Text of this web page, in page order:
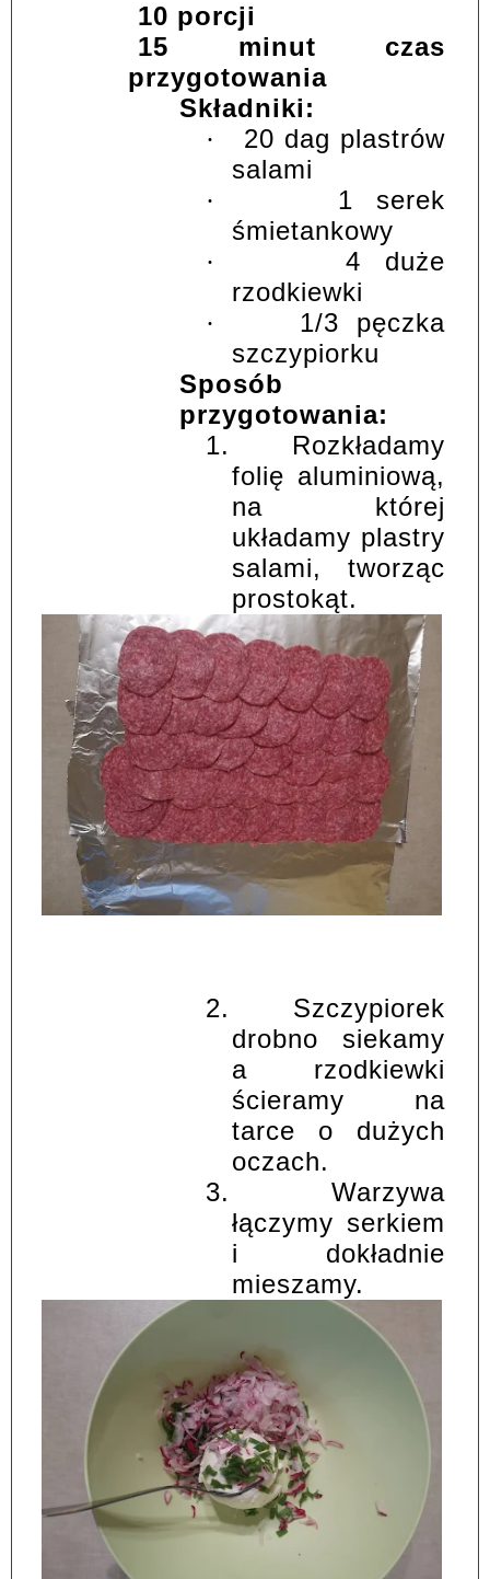
10 porcji
15 minut czas
przygotowania
Składniki:
·
20 dag plastrów
salami
·
1 serek
śmietankowy
·
4 duże
rzodkiewki
·
1/3 pęczka
szczypiorku
Sposób
przygotowania:
1.
Rozkładamy
folię aluminiową,
na której
układamy plastry
salami, tworząc
prostokąt.
2.
Szczypiorek
drobno siekamy
a rzodkiewki
ścieramy na
tarce o dużych
oczach.
3.
Warzywa
łączymy serkiem
i dokładnie
mieszamy.